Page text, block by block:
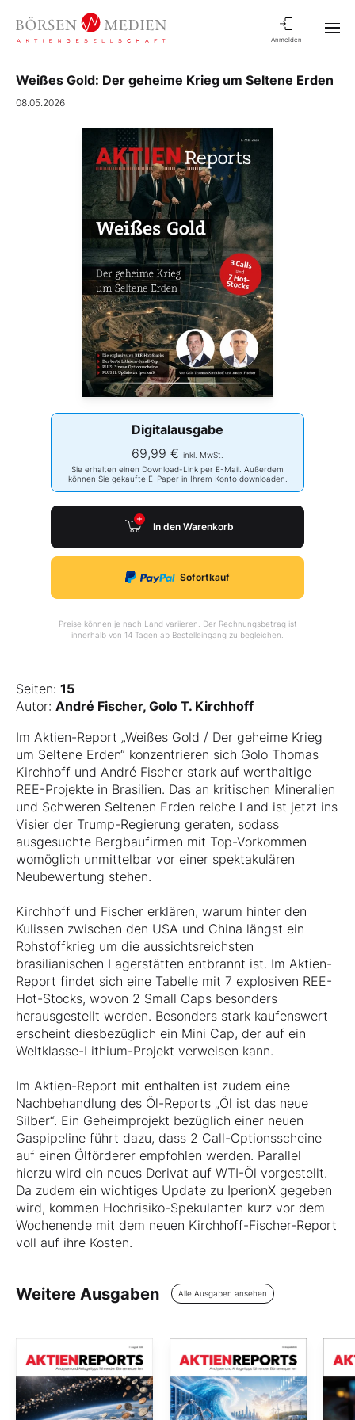
Anmelden
Weißes Gold: Der geheime Krieg um Seltene Erden
08.05.2026
Digitalausgabe
69,99 € inkl. MwSt.
Sie erhalten einen Download-Link per E-Mail. Außerdem
können Sie gekaufte E-Paper in Ihrem Konto downloaden.
In den Warenkorb
Sofortkauf
Preise können je nach Land variieren. Der Rechnungsbetrag ist
innerhalb von 14 Tagen ab Bestelleingang zu begleichen.
Seiten: 15
Autor: André Fischer, Golo T. Kirchhoff
Im Aktien-Report „Weißes Gold / Der geheime Krieg
um Seltene Erden“ konzentrieren sich Golo Thomas
Kirchhoff und André Fischer stark auf werthaltige
REE-Projekte in Brasilien. Das an kritischen Mineralien
und Schweren Seltenen Erden reiche Land ist jetzt ins
Visier der Trump-Regierung geraten, sodass
ausgesuchte Bergbaufirmen mit Top-Vorkommen
womöglich unmittelbar vor einer spektakulären
Neubewertung stehen.
Kirchhoff und Fischer erklären, warum hinter den
Kulissen zwischen den USA und China längst ein
Rohstoffkrieg um die aussichtsreichsten
brasilianischen Lagerstätten entbrannt ist. Im Aktien-
Report findet sich eine Tabelle mit 7 explosiven REE-
Hot-Stocks, wovon 2 Small Caps besonders
herausgestellt werden. Besonders stark kaufenswert
erscheint diesbezüglich ein Mini Cap, der auf ein
Weltklasse-Lithium-Projekt verweisen kann.
Im Aktien-Report mit enthalten ist zudem eine
Nachbehandlung des Öl-Reports „Öl ist das neue
Silber“. Ein Geheimprojekt bezüglich einer neuen
Gaspipeline führt dazu, dass 2 Call-Optionsscheine
auf einen Ölförderer empfohlen werden. Parallel
hierzu wird ein neues Derivat auf WTI-Öl vorgestellt.
Da zudem ein wichtiges Update zu IperionX gegeben
wird, kommen Hochrisiko-Spekulanten kurz vor dem
Wochenende mit dem neuen Kirchhoff-Fischer-Report
voll auf ihre Kosten.
Weitere Ausgaben Alle Ausgaben ansehen